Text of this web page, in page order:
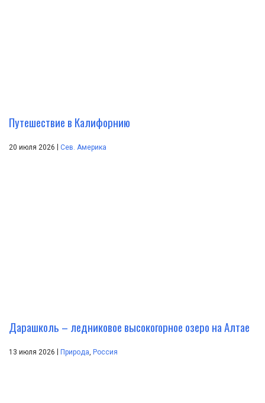
Путешествие в Калифорнию
20 июля 2026 Сев. Америка
Дарашколь – ледниковое высокогорное озеро на Алтае
13 июля 2026 Природа, Россия